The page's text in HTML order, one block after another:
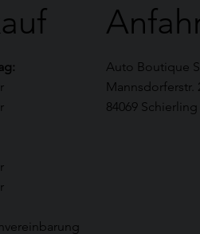
Auto Boutique
Mannsdorferstr.
84069 Schierling